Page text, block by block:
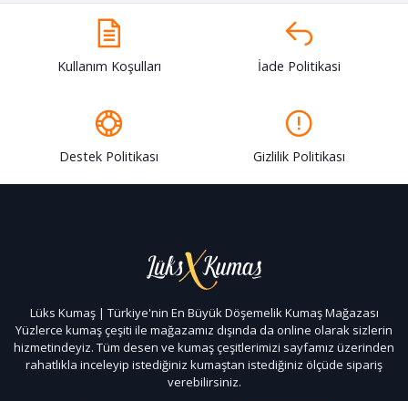
Kullanım Koşulları İade Politikasi
Destek Politikası Gizlilik Politikası
Lüks Kumaş | Türkiye'nin En Büyük Döşemelik Kumaş Mağazası
Yüzlerce kumaş çeşiti ile mağazamız dışında da online olarak sizlerin
hizmetindeyiz. Tüm desen ve kumaş çeşitlerimizi sayfamız üzerinden
rahatlıkla inceleyip istediğiniz kumaştan istediğiniz ölçüde sipariş
verebilirsiniz.